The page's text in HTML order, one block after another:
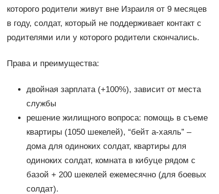
которого родители живут вне Израиля от 9 месяцев
в году, солдат, который не поддерживает контакт с
родителями или у которого родители скончались.
Права и преимущества:
двойная зарплата (+100%), зависит от места
службы
решение жилищного вопроса: помощь в съеме
квартиры (1050 шекелей), “бейт а-хаяль” –
дома для одиноких солдат, квартиры для
одиноких солдат, комната в кибуце рядом с
базой + 200 шекелей ежемесячно (для боевых
солдат).